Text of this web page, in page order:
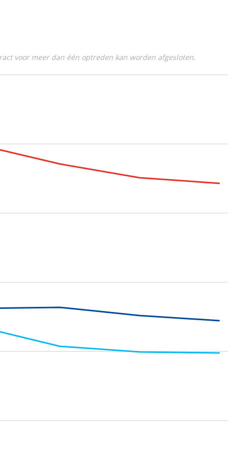
voor meer dan één optreden kan worden afgesloten.